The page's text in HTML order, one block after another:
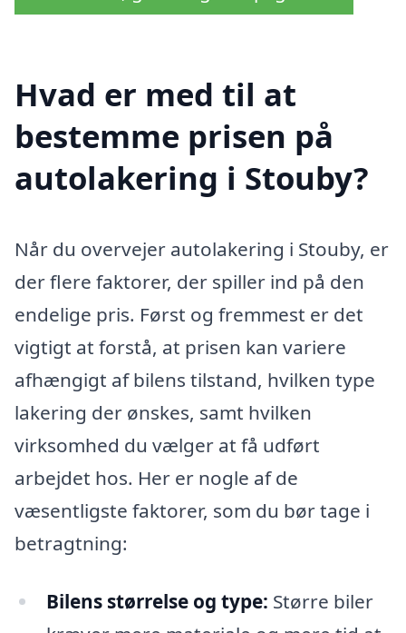
Hvad er med til at
bestemme prisen på
autolakering i Stouby?
Når du overvejer autolakering i Stouby, er
der flere faktorer, der spiller ind på den
endelige pris. Først og fremmest er det
vigtigt at forstå, at prisen kan variere
afhængigt af bilens tilstand, hvilken type
lakering der ønskes, samt hvilken
virksomhed du vælger at få udført
arbejdet hos. Her er nogle af de
væsentligste faktorer, som du bør tage i
betragtning:
Bilens størrelse og type: Større biler